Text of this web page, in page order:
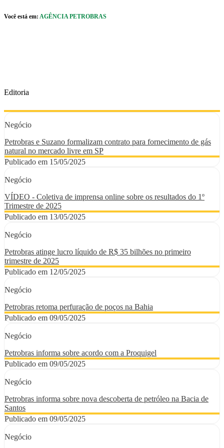
Você está em: AGÊNCIA PETROBRAS
Editoria
Negócio
Petrobras e Suzano formalizam contrato para fornecimento de gás
natural no mercado livre em SP
Publicado em 15/05/2025
Negócio
VÍDEO - Coletiva de imprensa online sobre os resultados do 1º
Trimestre de 2025
Publicado em 13/05/2025
Negócio
Petrobras atinge lucro líquido de R$ 35 bilhões no primeiro
trimestre de 2025
Publicado em 12/05/2025
Negócio
Petrobras retoma perfuração de poços na Bahia
Publicado em 09/05/2025
Negócio
Petrobras informa sobre acordo com a Proquigel
Publicado em 09/05/2025
Negócio
Petrobras informa sobre nova descoberta de petróleo na Bacia de
Santos
Publicado em 09/05/2025
Negócio
caixa de cookies